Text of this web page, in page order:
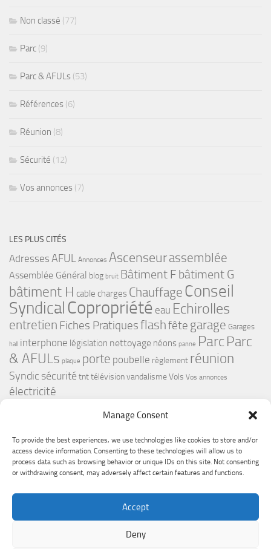
Manage Consent
To provide the best experiences, we use technologies like cookies to store and/or
access device information. Consenting to these technologies will allow us to
process data such as browsing behavior or unique IDs on this site. Not consenting
or withdrawing consent, may adversely affect certain features and functions.
Accept
Deny
Non classé (77)
Parc (9)
Parc & AFULs (53)
Références (6)
Réunion (8)
Sécurité (12)
Vos annonces (7)
LES PLUS CITÉS
Adresses AFUL Annonces Ascenseurassemblée
Assemblée Général blog bruit Bâtiment F bâtiment G
bâtiment H cable charges Chauffage Conseil
Syndical Copropriété eau Echirolles
entretien Fiches Pratiquesflashfête garage Garages
hall interphone législation nettoyage néons panne ParcParc
& AFULs plaque porte poubelle règlement réunion
Syndic sécurité tnttélévisionvandalismeVols Vos annonces
électricité
réservés.